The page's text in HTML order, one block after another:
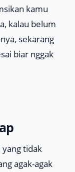
kamu
kalau belum
sekarang
biar nggak
tidak
agak-agak